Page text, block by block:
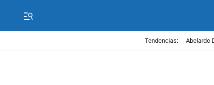
Tendencias: Abelardo